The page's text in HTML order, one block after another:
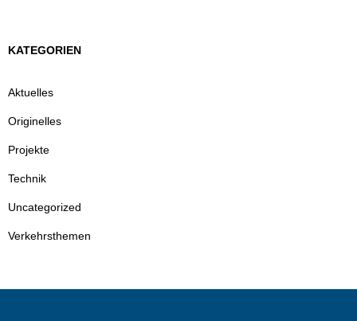
KATEGORIEN
Aktuelles
Originelles
Projekte
Technik
Uncategorized
Verkehrsthemen